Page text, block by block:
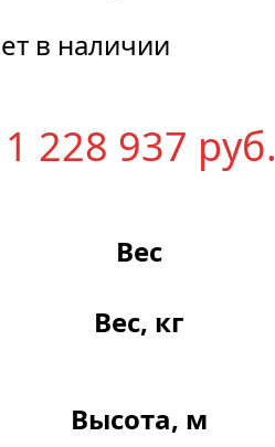
в наличии
1 228 937 руб.
Вес
Вес, кг
Высота, м